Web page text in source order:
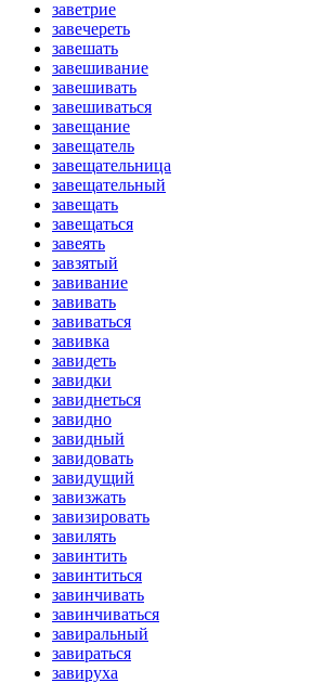
заветрие
завечереть
завешать
завешивание
завешивать
завешиваться
завещание
завещатель
завещательница
завещательный
завещать
завещаться
завеять
завзятый
завивание
завивать
завиваться
завивка
завидеть
завидки
завиднеться
завидно
завидный
завидовать
завидущий
завизжать
завизировать
завилять
завинтить
завинтиться
завинчивать
завинчиваться
завиральный
завираться
завируха